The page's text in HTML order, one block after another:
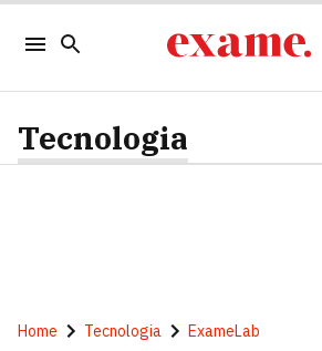
Tecnologia
Home Tecnologia ExameLab